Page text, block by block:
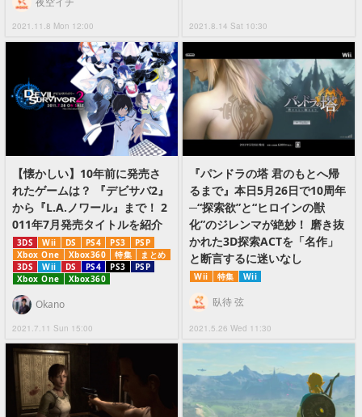
2021.11.8 Mon 12:00 2021.8.14 Sat 10:30
【懐かしい】10年前に発売さ
れたゲームは？ 『デビサバ2』
から『L.A.ノワール』まで！ 2
011年7月発売タイトルを紹介
3DS Wii DS PS4 PS3
PSP
Xbox One
Xbox360 特集
まとめ
3DS
Wii DS PS4 PS3
PSP
Xbox One
Xbox360
2021.7.11 Sun 15:00
Okano
『パンドラの塔 君のもとへ帰
るまで』本日5月26日で10周年
─“探索欲”と“ヒロインの獣
化”のジレンマが絶妙！ 磨き抜
かれた3D探索ACTを「名作」
と断言するに迷いなし
Wii 特集 Wii
2021.5.26 Wed 11:30
臥待 弦